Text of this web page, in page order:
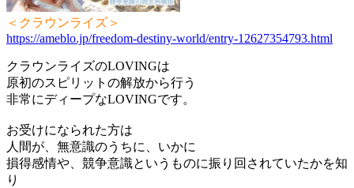
＜クラウンライズ＞
https://ameblo.jp/freedom-destiny-world/entry-12627354793.html
クラウンライズのLOVINGは
原初のスピリットの解放から行う
非常にディープなLOVINGです。
お受けになられた方は
人間が、無意識のうちに、いかに
損得感情や、競争意識というものに振り回されていたかを知
り